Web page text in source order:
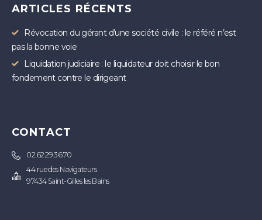
ARTICLES RÉCENTS
Révocation du gérant d’une société civile : le référé n’est
pas la bonne voie
Liquidation judiciaire : le liquidateur doit choisir le bon
fondement contre le dirigeant
CONTACT
02.62.29.36.70
44 rue des Navigateurs
97434 Saint-Gilles les Bains